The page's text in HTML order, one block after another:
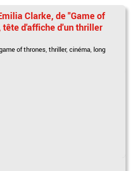
Clarke, de "Game of
tête d'affiche d'un thriller
of thrones,thriller,cinéma, long